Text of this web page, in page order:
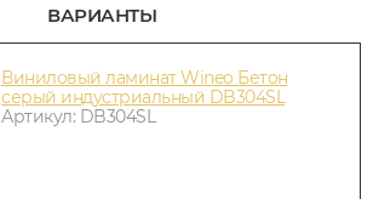
ВАРИАНТЫ
Виниловый ламинат Wineo Бетон
серый индустриальный DB304SL
Артикул: DB304SL